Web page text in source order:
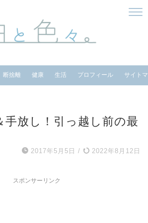
断捨離 健康 生活 プロフィール サイト
手放し！引っ越し前の最
2017年5月5日 / 2022年8月12日
スポンサーリンク